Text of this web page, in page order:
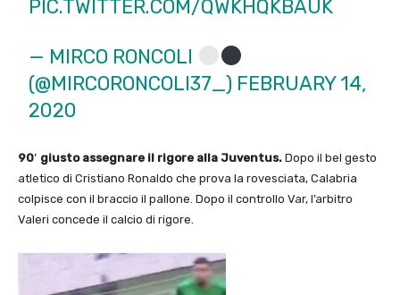
PIC.TWITTER.COM/QWKHQKBAUK
— MIRCO RONCOLI
(@MIRCORONCOLI37_) FEBRUARY 14,
2020
90′ giusto assegnare il rigore alla Juventus. Dopo il bel gesto
atletico di Cristiano Ronaldo che prova la rovesciata, Calabria
colpisce con il braccio il pallone. Dopo il controllo Var, l’arbitro
Valeri concede il calcio di rigore.